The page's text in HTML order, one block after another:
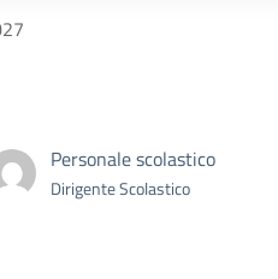
Personale scolastico
Dirigente Scolastico